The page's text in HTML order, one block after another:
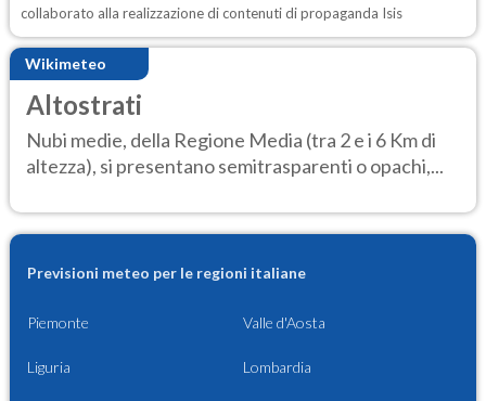
collaborato alla realizzazione di contenuti di propaganda Isis
Wikimeteo
Altostrati
Nubi medie, della Regione Media (tra 2 e i 6 Km di
altezza), si presentano semitrasparenti o opachi,...
Previsioni meteo per le regioni italiane
Piemonte Valle d'Aosta
Liguria Lombardia